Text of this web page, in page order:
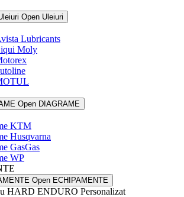
Open Uleiuri
Lubricants
Moly
Open DIAGRAME
KTM
Husqvarna
GasGas
WP
Open ECHIPAMENTE